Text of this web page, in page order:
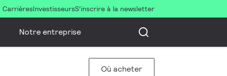
CarrièresInvestisseursS’inscrire à la newsletter
Notre entreprise
Où acheter